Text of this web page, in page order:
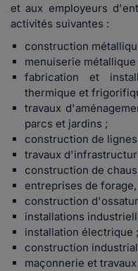
et aux employeurs
activités suivantes :
construction
menuiserie
fabrication et
thermique et
travaux
parcs et jardins ;
construction de
travaux
construction de
entreprises de
construction
installations
installation électrique ;
construction
maçonnerie et